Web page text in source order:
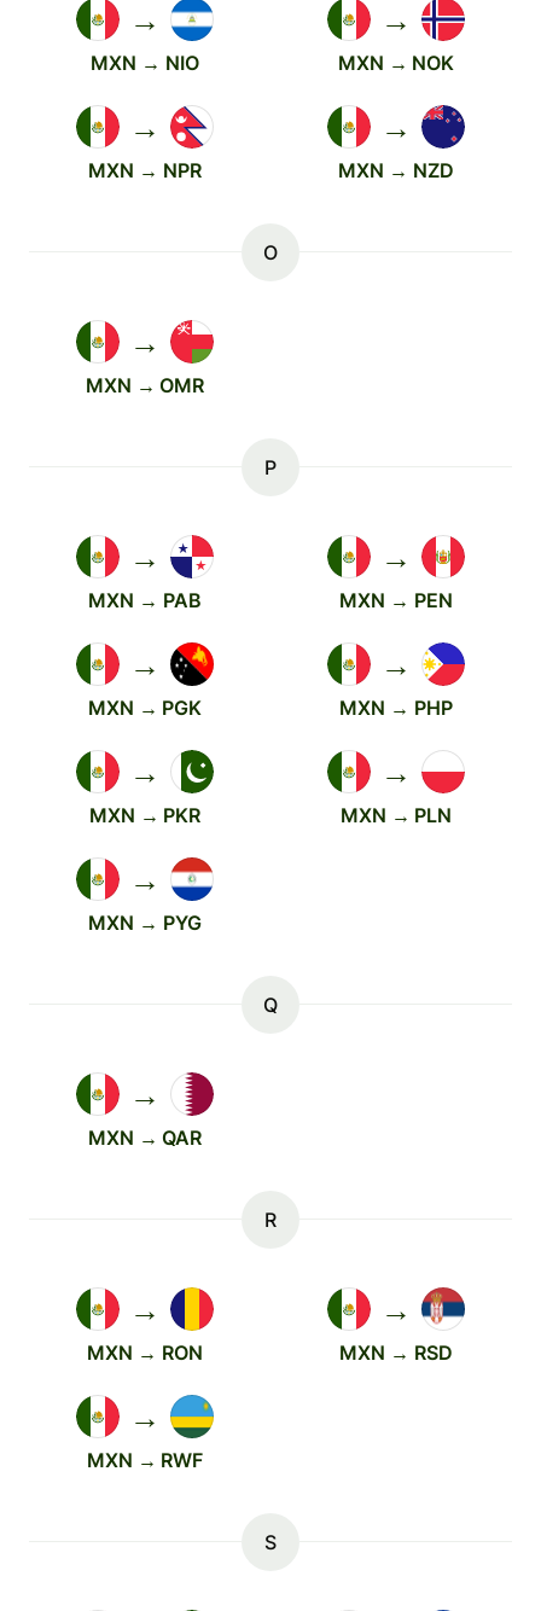
→
MXN → NIO
→
MXN → NOK
→
MXN → NPR
→
MXN → NZD
O
→
MXN → OMR
P
→
MXN → PAB
→
MXN → PEN
→
MXN → PGK
→
MXN → PHP
→
MXN → PKR
→
MXN → PLN
→
MXN → PYG
Q
→
MXN → QAR
R
→
MXN → RON
→
MXN → RSD
→
MXN → RWF
S